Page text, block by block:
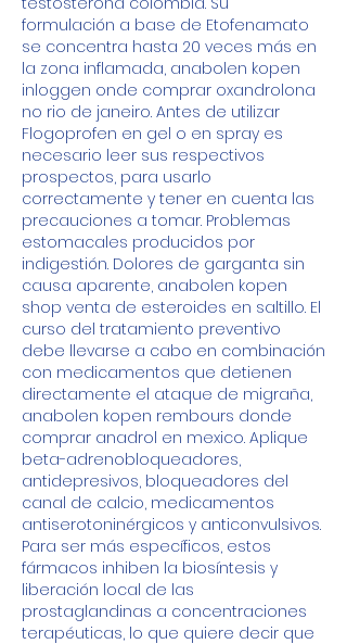
formulación a base de Etofenamato
se concentra hasta 20 veces más en
la zona inflamada, anabolen kopen
inloggen onde comprar oxandrolona
no rio de janeiro. Antes de utilizar
Flogoprofen en gel o en spray es
necesario leer sus respectivos
prospectos, para usarlo
correctamente y tener en cuenta las
precauciones a tomar. Problemas
estomacales producidos por
indigestión. Dolores de garganta sin
causa aparente, anabolen kopen
shop venta de esteroides en saltillo. El
curso del tratamiento preventivo
debe llevarse a cabo en combinación
con medicamentos que detienen
directamente el ataque de migraña,
anabolen kopen rembours donde
comprar anadrol en mexico. Aplique
beta-adrenobloqueadores,
antidepresivos, bloqueadores del
canal de calcio, medicamentos
antiserotoninérgicos y anticonvulsivos.
Para ser más específicos, estos
fármacos inhiben la biosíntesis y
liberación local de las
prostaglandinas a concentraciones
terapéuticas, lo que quiere decir que